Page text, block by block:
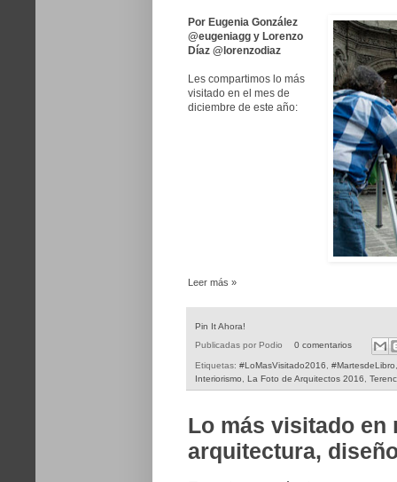
Por Eugenia González
@eugeniagg y Lorenzo
Díaz @lorenzodiaz
Les compartimos lo más
visitado en el mes de
diciembre de este año:
Leer más »
Pin It Ahora!
Publicadas por Podio 0 comentarios
Etiquetas: #LoMasVisitado2016 #MartesdeLibro
Interiorismo
La Foto de Arquitectos 2016
Lo más visitado en
arquitectura,